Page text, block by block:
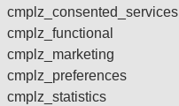
cmplz_consented_services
cmplz_functional
cmplz_marketing
cmplz_preferences
cmplz_statistics